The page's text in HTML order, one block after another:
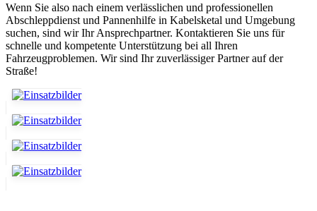
Wenn Sie also nach einem verlässlichen und professionellen
Abschleppdienst und Pannenhilfe in Kabelsketal und Umgebung
suchen, sind wir Ihr Ansprechpartner. Kontaktieren Sie uns für
schnelle und kompetente Unterstützung bei all Ihren
Fahrzeugproblemen. Wir sind Ihr zuverlässiger Partner auf der
Straße!